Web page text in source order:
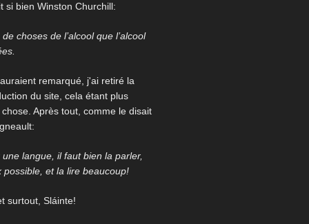
si bien Winston Churchill:
choses de l’alcool que l’alcool
remarqué, j'ai retiré la
du site, cela étant plus
Après tout, comme le disait
langue, il faut bien la parler,
possible, et la lire beaucoup!
surtout, Sláinte!